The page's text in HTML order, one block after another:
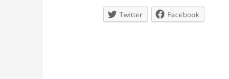
Twitter Facebook